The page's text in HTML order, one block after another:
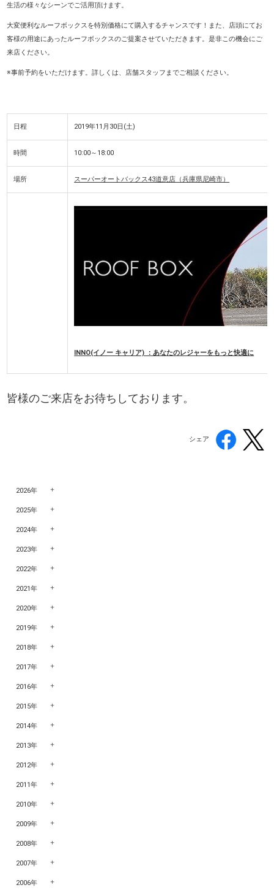
生活の様々なシーンでご活用頂けます。
大変便利なルーフボックスを特別価格にて購入するチャンスです！また、店頭にてお
客様の用途にあったルーフボックスのご提案させていただきます。是非この機会にご
来店ください。
※事前予約をいただけます。詳しくは、店舗スタッフまでご相談ください。
日程 2019年11月30日(土)
時間 10:00～18:00
場所 スーパーオートバックス43道意店（兵庫県尼崎市）
INNO(イノー キャリア) ：あなたのレジャーをもっと快適に
皆様のご来店をお待ちしております。
シェア
2026年
2025年
2024年
2023年
2022年
2021年
2020年
2019年
2018年
2017年
2016年
2015年
2014年
2013年
2012年
2011年
2010年
2009年
2008年
2007年
2006年